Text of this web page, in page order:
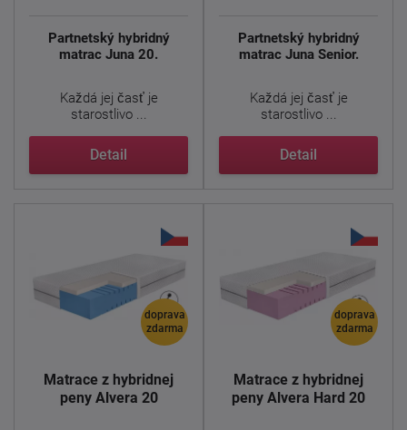
Partnetský hybridný
matrac Juna 20.
Každá jej časť je
starostlivo ...
Detail
Partnetský hybridný
matrac Juna Senior.
Každá jej časť je
starostlivo ...
Detail
doprava
zdarma
Matrace z hybridnej
peny Alvera 20
doprava
zdarma
Matrace z hybridnej
peny Alvera Hard 20